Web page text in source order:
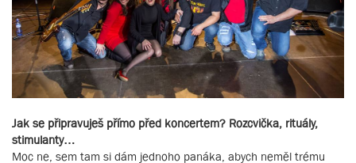
Jak se připravuješ přímo před koncertem? Rozcvička, rituály,
stimulanty…
Moc ne, sem tam si dám jednoho panáka, abych neměl trému